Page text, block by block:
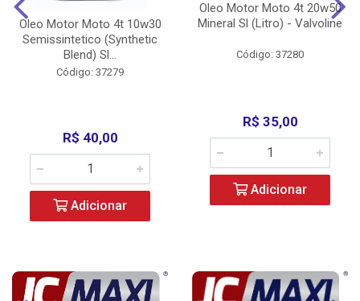
Oleo Motor Moto 4t 10w30
Semissintetico (Synthetic
Blend) Sl...
Código: 37279
R$ 40,00
Adicionar
Oleo Motor Moto 4t 20w50
Mineral Sl (Litro) - Valvoline
Código: 37280
R$ 35,00
Adicionar